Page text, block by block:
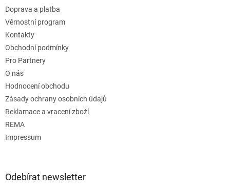
Doprava a platba
Věrnostní program
Kontakty
Obchodní podmínky
Pro Partnery
O nás
Hodnocení obchodu
Zásady ochrany osobních údajů
Reklamace a vracení zboží
REMA
Impressum
Odebírat newsletter